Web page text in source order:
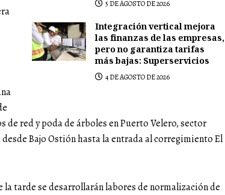
5 DE AGOSTO DE 2026
Integración vertical mejora
las finanzas de las empresas,
pero no garantiza tarifas
más bajas: Superservicios
4 DE AGOSTO DE 2026
red y poda de árboles en Puerto Velero, sector
Bajo Ostión hasta la entrada al corregimiento El
la tarde se desarrollarán labores de normalización de